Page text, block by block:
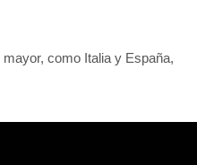
como Italia y España,